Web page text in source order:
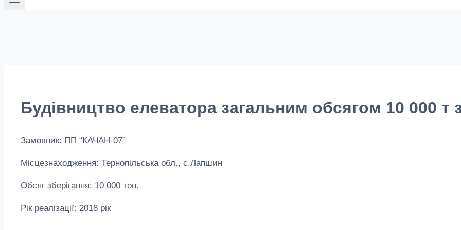
Будівництво елеватора загальним обсягом 10 000 т
Замовник: ПП “КАЧАН-07”
Місцезнаходження: Тернопільська обл., с.Лапшин
Обсяг зберігання: 10 000 тон.
Рік реалізації: 2018 рік